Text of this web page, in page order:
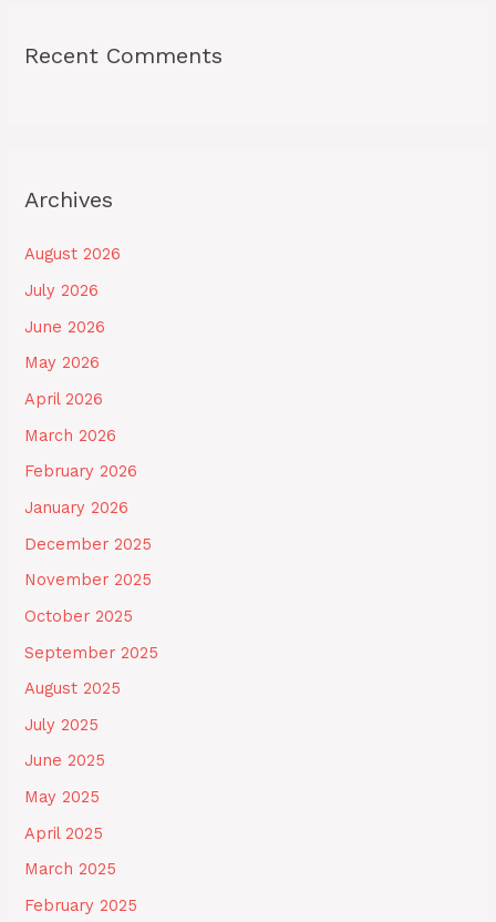
Recent Comments
Archives
August 2026
July 2026
June 2026
May 2026
April 2026
March 2026
February 2026
January 2026
December 2025
November 2025
October 2025
September 2025
August 2025
July 2025
June 2025
May 2025
April 2025
March 2025
February 2025